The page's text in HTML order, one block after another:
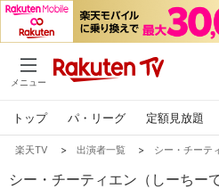
メニュー
トップ パ・リーグ 定額見放題
楽天TV > 出演者一覧 > シー・チーテ
シー・チーティエン（しーちー